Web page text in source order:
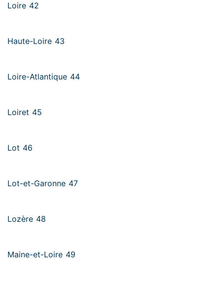
Loire 42
Haute-Loire 43
Loire-Atlantique 44
Loiret 45
Lot 46
Lot-et-Garonne 47
Lozère 48
Maine-et-Loire 49